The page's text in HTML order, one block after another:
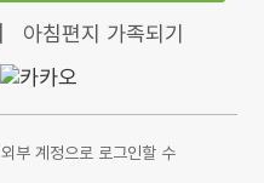
아침편지 가족되기
부 계정으로 로그인할 수